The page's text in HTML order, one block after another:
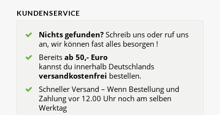
KUNDENSERVICE
Nichts gefunden?Schreib uns oder ruf uns
an, wir können fast alles besorgen !
Bereits ab 50,- Euro
kannst du innerhalb Deutschlands
versandkostenfrei bestellen.
Schneller Versand – Wenn Bestellung und
Zahlung vor 12.00 Uhr noch am selben
Werktag